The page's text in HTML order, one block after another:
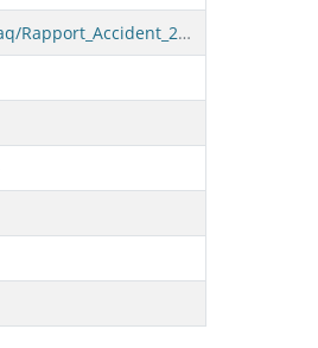
https://dq-prd-bucket1.s3.ca-central-1.amazonaws.com/saaq/Rapport_Accident_2022.csv